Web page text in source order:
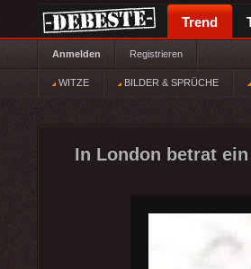
Trend
Anmelden Registrieren
WITZE BILDER & SPRÜCHE
In London betrat